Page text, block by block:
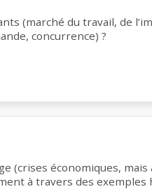
(marché du travail, de
concurrence) ?
(crises économiques,
à travers des exemples